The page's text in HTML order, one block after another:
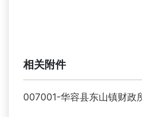
相关附件
007001-华容县东山镇财政